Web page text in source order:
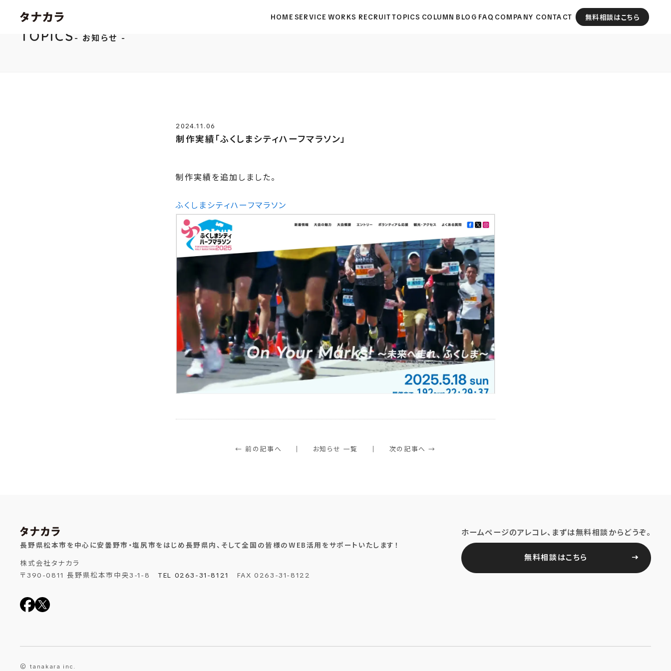
HOME SERVICE WORKS RECRUIT TOPICS COLUMN BLOG FAQ COMPANY CONTACT 無料相談はこちら
TOPICS お知らせ
2024.11.06
制作実績「ふくしまシティハーフマラソン」
制作実績を追加しました。
ふくしまシティハーフマラソン
← 前の記事へ お知らせ 一覧 次の記事へ →
長野県松本市を中心に安曇野市・塩尻市をはじめ長野県内、そして全国の皆様のWEB活用をサポートいたします！
株式会社タナカラ
〒390-0811 長野県松本市中央3-1-8
TEL 0263-31-8121 FAX0263 -31- 8122
ホームページのアレコレ、まずは無料相談からどうぞ。
無料相談はこちら
© tanakara inc.